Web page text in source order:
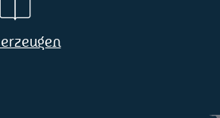
erzeugen